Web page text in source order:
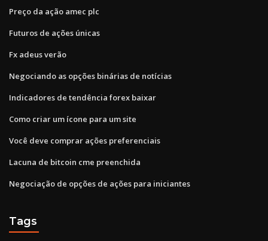
Preço da ação amec plc
Futuros de ações únicas
Fx adeus verão
Negociando as opções binárias de notícias
Indicadores de tendência forex baixar
Como criar um ícone para um site
Você deve comprar ações preferenciais
Lacuna de bitcoin cme preenchida
Negociação de opções de ações para iniciantes
Tags